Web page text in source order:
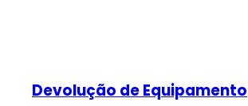
Devolução de Equipamento